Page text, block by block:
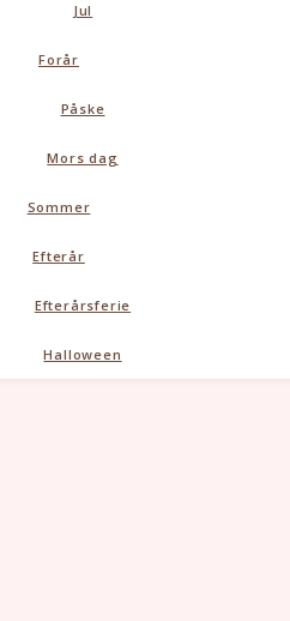
Jul
Forår
Påske
Mors dag
Sommer
Efterår
Efterårsferie
Halloween